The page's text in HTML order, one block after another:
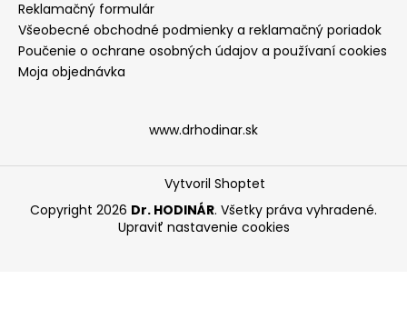
Reklamačný formulár
Všeobecné obchodné podmienky a reklamačný poriadok
Poučenie o ochrane osobných údajov a používaní cookies
Moja objednávka
www.drhodinar.sk
Vytvoril Shoptet
Copyright 2026 Dr. HODINÁR. Všetky práva vyhradené.
Upraviť nastavenie cookies